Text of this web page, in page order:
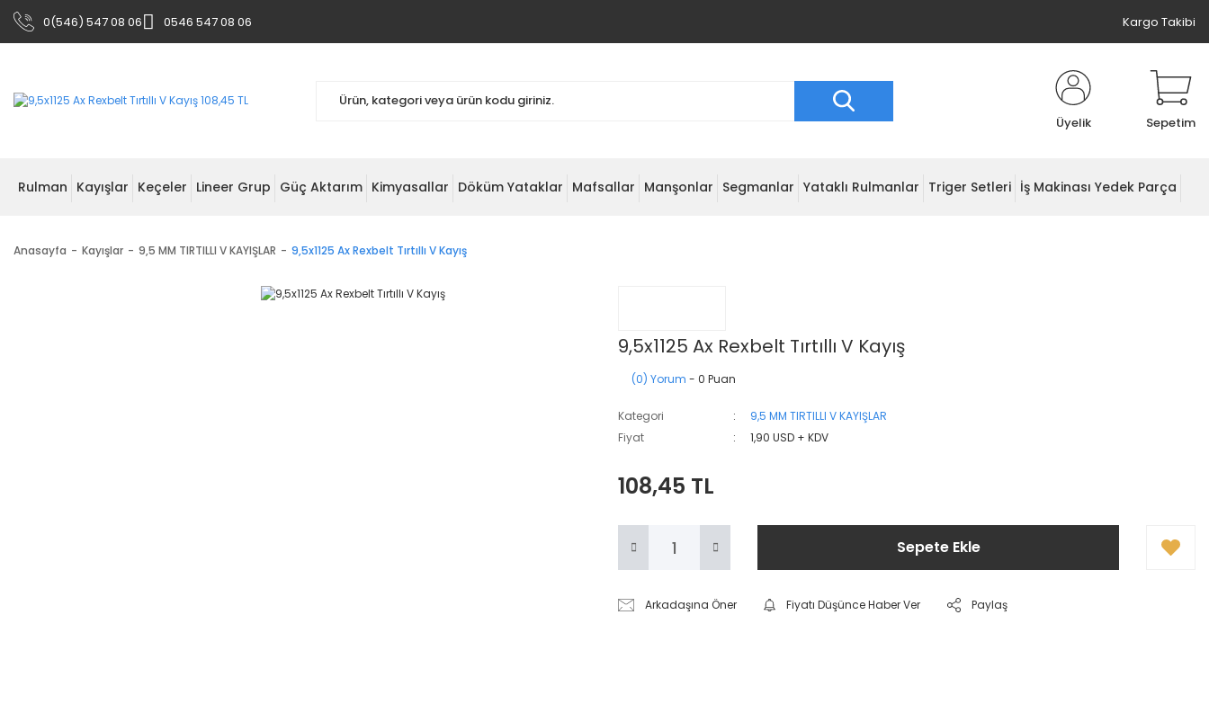
0(546) 547 08 06 0546 547 08 06 Kargo Takibi
Üyelik Sepetim
Rulman Kayışlar Keçeler Lineer Grup Güç Aktarım Kimyasallar Döküm Yataklar Mafsallar Manşonlar Segmanlar Yataklı Rulmanlar Triger Setleri İş Makinası Yedek Parça
Anasayfa Kayışlar 9,5 MM TIRTILLI V KAYIŞLAR 9,5x1125 Ax Rexbelt Tırtıllı V Kayış
9,5x1125 Ax Rexbelt Tırtıllı V Kayış
(0) Yorum - 0 Puan
Kategori
9,5 MM TIRTILLI V KAYIŞLAR
Fiyat
1,90 USD + KDV
108,45 TL
Sepete Ekle
Arkadaşına Öner Fiyatı Düşünce Haber Ver Paylaş